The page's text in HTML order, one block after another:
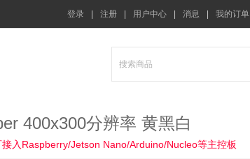
登录 注册 用户中心 消息 我的订单
400x300分辨率 黄黑白
入Raspberry/Jetson Nano/Arduino/Nucleo等主控板